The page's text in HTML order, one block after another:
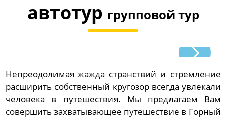
автотур групповой тур
Непреодолимая жажда странствий и стремление
расширить собственный кругозор всегда увлекали
человека в путешествия. Мы предлагаем Вам
совершить захватывающее путешествие в Горный